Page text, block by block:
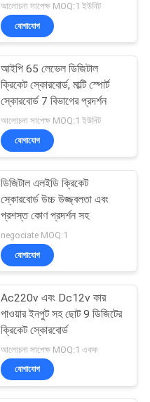
ফ্রেম উপাদান
আলোচনা সাপেক্ষ MOQ:1 ইউনিট
যোগাযোগ
আইপি 65 লেভেল ডিজিটাল
ক্রিকেট স্কোরবোর্ড, মাল্টি স্পোর্ট
স্কোরবোর্ড 7 বিভাগের প্রদর্শন
আলোচনা সাপেক্ষ MOQ:1 ইউনিট
যোগাযোগ
ডিজিটাল এলইডি ক্রিকেট
স্কোরবোর্ড উচ্চ উজ্জ্বলতা এবং
প্রশস্ত কোণ প্রদর্শন সহ
negociate MOQ:1
যোগাযোগ
Ac220v এবং Dc12v কার
পাওয়ার ইনপুট সহ ছোট 9 ডিজিটের
ক্রিকেট স্কোরবোর্ড
আলোচনা সাপেক্ষ MOQ:1 একক
যোগাযোগ